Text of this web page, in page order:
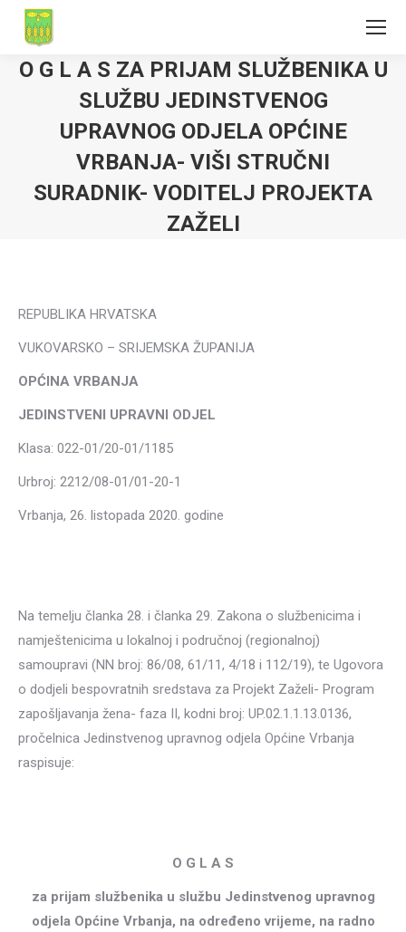
O G L A S ZA PRIJAM SLUŽBENIKA U
SLUŽBU JEDINSTVENOG
UPRAVNOG ODJELA OPĆINE
VRBANJA- VIŠI STRUČNI
SURADNIK- VODITELJ PROJEKTA
ZAŽELI
REPUBLIKA HRVATSKA
VUKOVARSKO – SRIJEMSKA ŽUPANIJA
OPĆINA VRBANJA
JEDINSTVENI UPRAVNI ODJEL
Klasa: 022-01/20-01/1185
Urbroj: 2212/08-01/01-20-1
Vrbanja, 26. listopada 2020. godine
Na temelju članka 28. i članka 29. Zakona o službenicima i
namještenicima u lokalnoj i područnoj (regionalnoj)
samoupravi (NN broj: 86/08, 61/11, 4/18 i 112/19), te Ugovora
o dodjeli bespovratnih sredstava za Projekt Zaželi- Program
zapošljavanja žena- faza II, kodni broj: UP.02.1.1.13.0136,
pročelnica Jedinstvenog upravnog odjela Općine Vrbanja
raspisuje:
O G L A S
za prijam službenika u službu Jedinstvenog upravnog
odjela Općine Vrbanja, na određeno vrijeme, na radno